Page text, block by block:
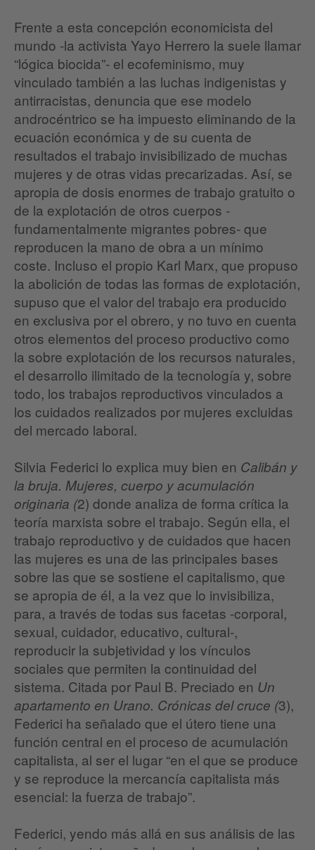
Frente a esta concepción economicista del
mundo -la activista Yayo Herrero la suele llamar
“lógica biocida”- el ecofeminismo, muy
vinculado también a las luchas indigenistas y
antirracistas, denuncia que ese modelo
androcéntrico se ha impuesto eliminando de la
ecuación económica y de su cuenta de
resultados el trabajo invisibilizado de muchas
mujeres y de otras vidas precarizadas. Así, se
apropia de dosis enormes de trabajo gratuito o
de la explotación de otros cuerpos -
fundamentalmente migrantes pobres- que
reproducen la mano de obra a un mínimo
coste. Incluso el propio Karl Marx, que propuso
la abolición de todas las formas de explotación,
supuso que el valor del trabajo era producido
en exclusiva por el obrero, y no tuvo en cuenta
otros elementos del proceso productivo como
la sobre explotación de los recursos naturales,
el desarrollo ilimitado de la tecnología y, sobre
todo, los trabajos reproductivos vinculados a
los cuidados realizados por mujeres excluidas
del mercado laboral.
Silvia Federici lo explica muy bien en Calibán y
la bruja. Mujeres, cuerpo y acumulación
originaria (2) donde analiza de forma crítica la
teoría marxista sobre el trabajo. Según ella, el
trabajo reproductivo y de cuidados que hacen
las mujeres es una de las principales bases
sobre las que se sostiene el capitalismo, que
se apropia de él, a la vez que lo invisibiliza,
para, a través de todas sus facetas -corporal,
sexual, cuidador, educativo, cultural-,
reproducir la subjetividad y los vínculos
sociales que permiten la continuidad del
sistema. Citada por Paul B. Preciado en Un
apartamento en Urano. Crónicas del cruce (3),
Federici ha señalado que el útero tiene una
función central en el proceso de acumulación
capitalista, al ser el lugar “en el que se produce
y se reproduce la mercancía capitalista más
esencial: la fuerza de trabajo”.
Federici, yendo más allá en sus análisis de las